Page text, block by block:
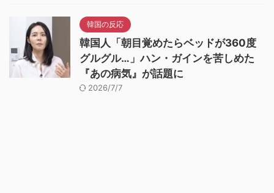
韓国の反応
韓国人「朝目覚めたらベッドが360度
グルグル…」ハン・ガインを苦しめた
『あの病気』が話題に
2026/7/7